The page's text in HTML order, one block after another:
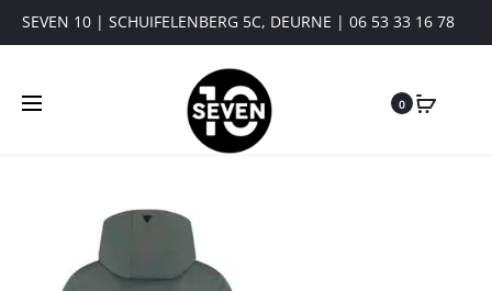
SEVEN 10 | SCHUIFELENBERG 5C, DEURNE | 06 53 33 16 78
0